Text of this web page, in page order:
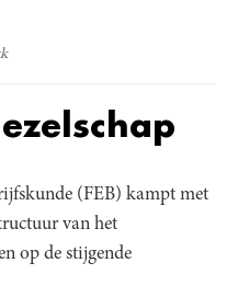
(FEB) kampt met
van het
op de stijgende